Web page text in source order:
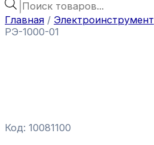
Главная / Электроинструмент
РЭ-1000-01
Код: 10081100